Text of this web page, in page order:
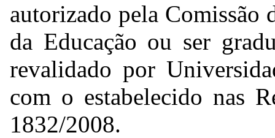
autorizado pela
da Educação ou ser
revalidado por
com o estabelecido nas
1832/2008.